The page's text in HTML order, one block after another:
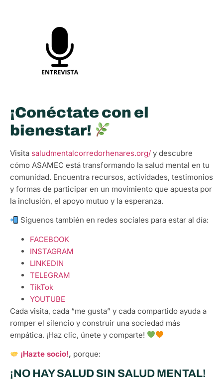
¡Conéctate con el
bienestar!
Visita saludmentalcorredorhenares.org/ y descubre
cómo ASAMEC está transformando la salud mental en tu
comunidad. Encuentra recursos, actividades, testimonios
y formas de participar en un movimiento que apuesta por
la inclusión, el apoyo mutuo y la esperanza.
Síguenos también en redes sociales para estar al día:
FACEBOOK
INSTAGRAM
LINKEDIN
TELEGRAM
TikTok
YOUTUBE
Cada visita, cada “me gusta” y cada compartido ayuda a
romper el silencio y construir una sociedad más
empática. ¡Haz clic, únete y comparte!
¡Hazte socio!, porque:
¡NO HAY SALUD SIN SALUD MENTAL!